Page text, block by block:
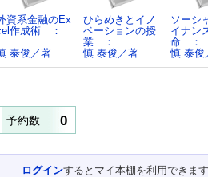
資系金融のEx
作成術 ：
泰俊／著
ひらめきとイノ
ベーションの授
業 ：…
慎 泰俊／著
ソーシ
イナン
命 ：
慎 泰俊
予約数 0
ログインするとマイ本棚を利用できます